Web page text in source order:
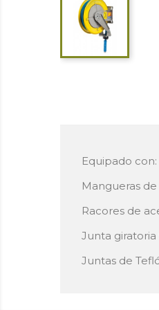
Equipado con:
Mangueras
Racores de
Junta giratoria
Juntas de